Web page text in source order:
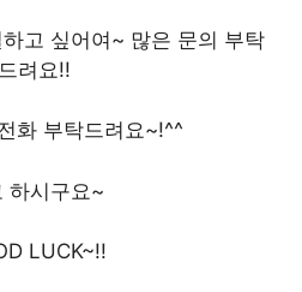
고 싶어여~ 많은 문의 부탁
드려요!!
화 부탁드려요~!^^
하시구요~
LUCK~!!